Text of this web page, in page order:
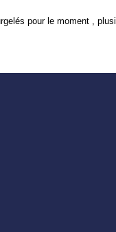
pour le moment ,